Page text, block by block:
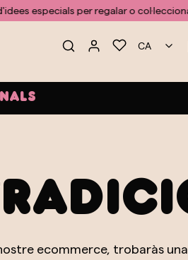
per regalar o col·leccionar Explora
CA
ecommerce, trobaràs